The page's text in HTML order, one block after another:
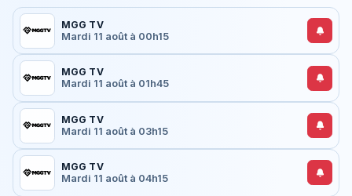
MGG TV
Mardi 11 août à 00h15
MGG TV
Mardi 11 août à 01h45
MGG TV
Mardi 11 août à 03h15
MGG TV
Mardi 11 août à 04h15